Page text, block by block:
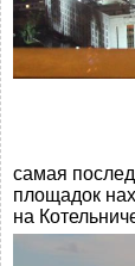
самая
площадок
на